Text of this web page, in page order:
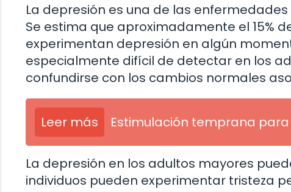
La depresión es una de las
Se estima que aproximadamente el 15%
experimentan depresión en algún
especialmente difícil de detectar en los
confundirse con los cambios normales
Leer más Estimulación temprana
La depresión en los adultos mayores
individuos pueden experimentar tristeza